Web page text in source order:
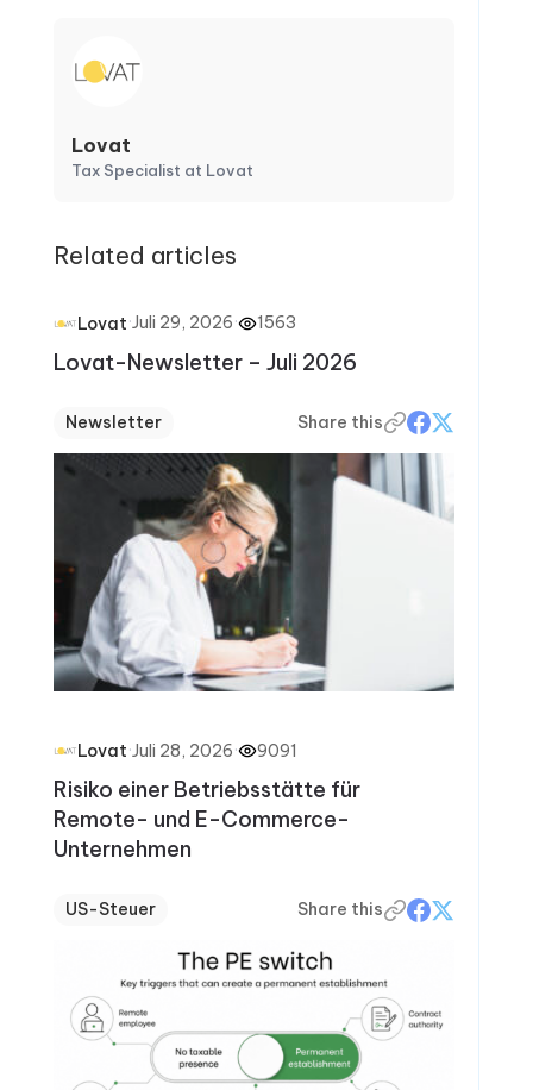
Lovat
Tax Specialist at Lovat
Related articles
Lovat·Juli 29, 2026· 1563
Lovat-Newsletter – Juli 2026
Newsletter Share this
Lovat·Juli 28, 2026· 9091
Risiko einer Betriebsstätte für
Remote- und E-Commerce-
Unternehmen
US-Steuer Share this